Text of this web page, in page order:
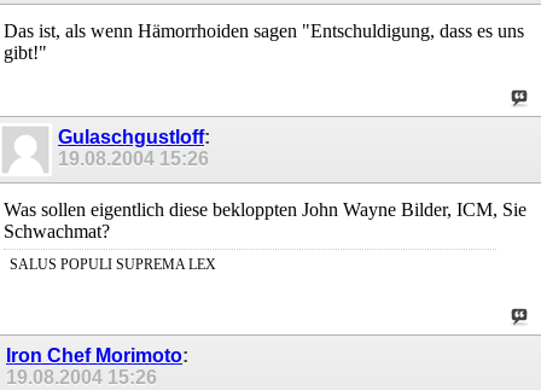
Das ist, als wenn Hämorrhoiden sagen "Entschuldigung, dass es uns
gibt!"
Gulaschgustloff:
19.08.2004 15:26
Was sollen eigentlich diese bekloppten John Wayne Bilder, ICM, Sie
Schwachmat?
SALUS POPULI SUPREMA LEX
Iron Chef Morimoto:
19.08.2004 15:26